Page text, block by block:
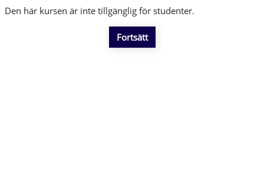
Den här kursen är inte tillgänglig för studenter.
Fortsätt